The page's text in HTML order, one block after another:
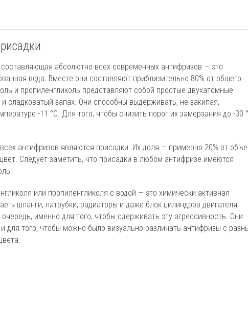
абсолютно всех современных антифризов — это
вода. Вместе они составляют приблизительно 80% от общего
и пропиленгликоль представляют собой простые двухатомные
сладковатый запах. Они способны выдерживать, не закипая,
-11 °С. Для того, чтобы снизить порог их замерзания до -30
антифризов являются присадки. Их доля — примерно 20% от
Следует заметить, что присадки в любом антифризе имеются
или пропиленгликоля с водой — это химически активная
шланги, патрубки, радиаторы и даже блок цилиндров двигателя
именно для того, чтобы сдерживать эту агрессивность. Они
для того, чтобы можно было визуально различать антифризы с